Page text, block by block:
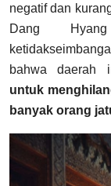
negatif dan
Dang
bahwa daerah
untuk
banyak orang